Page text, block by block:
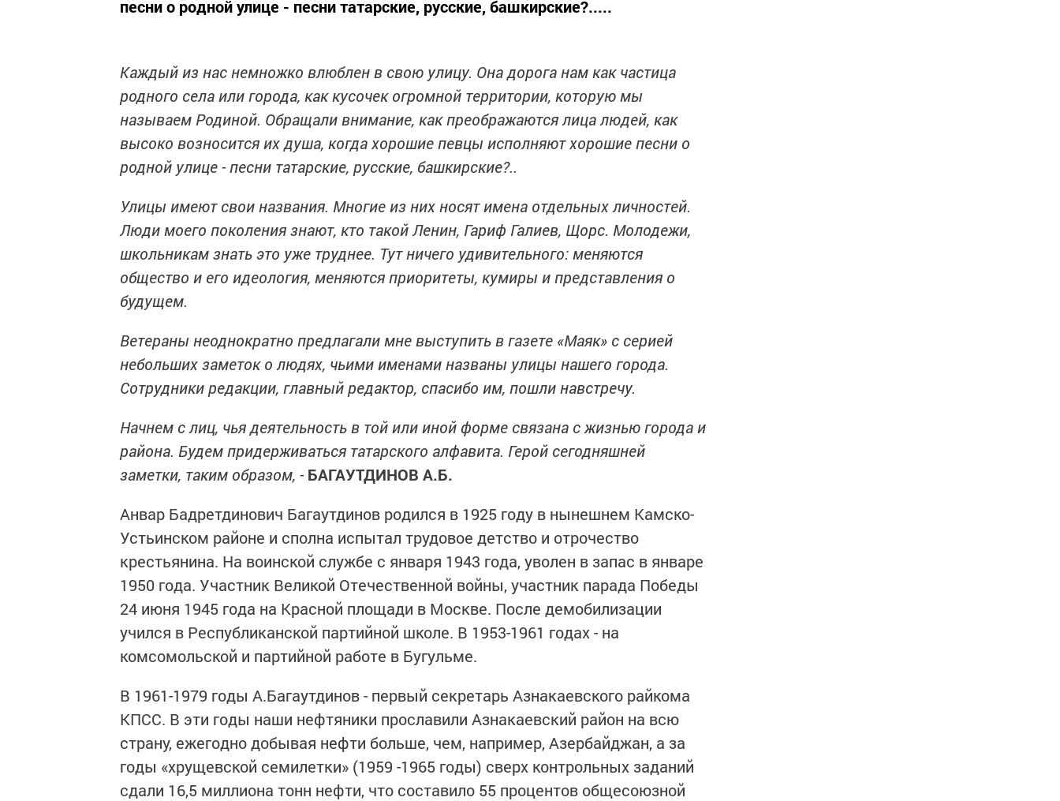
песни о родной улице - песни татарские, русские, башкирские?.....
Каждый из нас немножко влюблен в свою улицу. Она дорога нам как частица
родного села или города, как кусочек огромной территории, которую мы
называем Родиной. Обращали внимание, как преображаются лица людей, как
высоко возносится их душа, когда хорошие певцы исполняют хорошие песни о
родной улице - песни татарские, русские, башкирские?..
Улицы имеют свои названия. Многие из них носят имена отдельных личностей.
Люди моего поколения знают, кто такой Ленин, Гариф Галиев, Щорс. Молодежи,
школьникам знать это уже труднее. Тут ничего удивительного: меняются
общество и его идеология, меняются приоритеты, кумиры и представления о
будущем.
Ветераны неоднократно предлагали мне выступить в газете «Маяк» с серией
небольших заметок о людях, чьими именами названы улицы нашего города.
Сотрудники редакции, главный редактор, спасибо им, пошли навстречу.
Начнем с лиц, чья деятельность в той или иной форме связана с жизнью города и
района. Будем придерживаться татарского алфавита. Герой сегодняшней
заметки, таким образом, - БАГАУТДИНОВ А.Б.
Анвар Бадретдинович Багаутдинов родился в 1925 году в нынешнем Камско-
Устьинском районе и сполна испытал трудовое детство и отрочество
крестьянина. На воинской службе с января 1943 года, уволен в запас в январе
1950 года. Участник Великой Отечественной войны, участник парада Победы
24 июня 1945 года на Красной площади в Москве. После демобилизации
учился в Республиканской партийной школе. В 1953-1961 годах - на
комсомольской и партийной работе в Бугульме.
В 1961-1979 годы А.Багаутдинов - первый секретарь Азнакаевского райкома
КПСС. В эти годы наши нефтяники прославили Азнакаевский район на всю
страну, ежегодно добывая нефти больше, чем, например, Азербайджан, а за
годы «хрущевской семилетки» (1959 -1965 годы) сверх контрольных заданий
сдали 16,5 миллиона тонн нефти, что составило 55 процентов общесоюзной